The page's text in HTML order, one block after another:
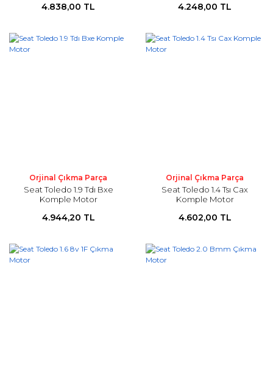
4.838,00 TL 4.248,00 TL
Orjinal Çıkma Parça
Seat Toledo 1.9 Tdı Bxe
Komple Motor
4.944,20 TL
Orjinal Çıkma Parça
Seat Toledo 1.4 Tsı Cax
Komple Motor
4.602,00 TL